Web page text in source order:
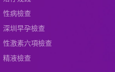
性病檢查
深圳早孕檢查
性激素六項檢查
精液檢查